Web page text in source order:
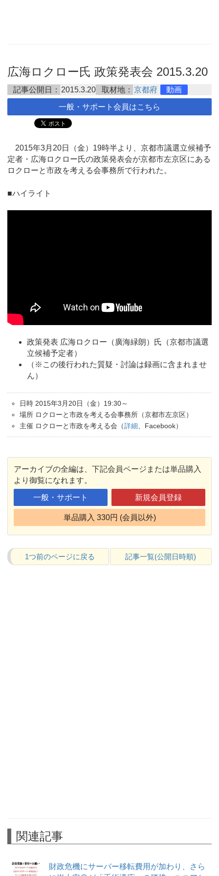
広海ロクロー氏 政策発表会 2015.3.20
記事公開日： 2015.3.20 取材地： 京都府 動画
一般・サポート会員はこちら
2015年3月20日（金）19時半より、京都市議選立候補予
定者・広海ロクロー氏の政策発表会が京都市左京区にある
ロクローと市政を考える会事務所で行われた。
■ハイライト
政策発表 広海ロクロー（廣海緑朗）氏（京都市議選
立候補予定者）
（※この後行われた質疑・討論は録画に含まれませ
ん）
日時 2015年3月20日（金）19:30～
場所 ロクローと市政を考える会事務所（京都市左京区）
主催 ロクローと市政を考える会（詳細、Facebook）
アーカイブの全編は、下記会員ページまたは単品購入
より御覧になれます。
一般・サポート 新規会員登録
単品購入 330円 (会員以外)
1つ前のページに戻る 記事一覧(公開日時順)
関連記事
財政危機にサーバー移転費用が加わり、さら